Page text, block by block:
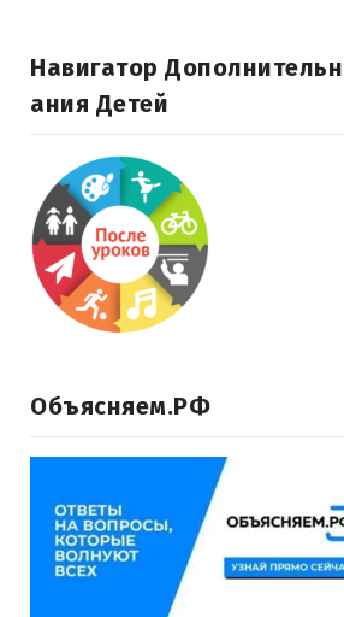
Навигатор
Ания Детей
Объясняем.РФ